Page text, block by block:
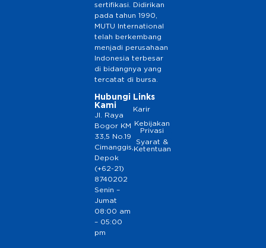
sertifikasi. Didirikan
pada tahun 1990,
MUTU International
telah berkembang
menjadi perusahaan
Indonesia terbesar
di bidangnya yang
tercatat di bursa.
Hubungi
Kami
Jl. Raya
Bogor KM
33,5 No.19
Cimanggis,
Depok
(+62-21)
8740202
Senin –
Jumat
08:00 am
– 05:00
pm
Links
Karir
Kebijakan
Privasi
Syarat &
Ketentuan